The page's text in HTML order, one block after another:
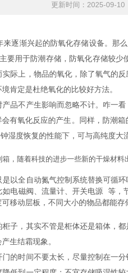
更新时间：2025-09-
逐渐兴起的防氧化存储设备。
要用于防潮存储，防氧化存储较
际上，物品的氧化，除了氧气的
肯定是杜绝氧化的比较好方法。
品不产生影响而忽略不计。咋一
有氧化反应的产生。同样，防潮
湿度恢复的性能下，可与高纯度大
，随着科技的进步一些新的干燥材
以全自动氮气控制系统替换可循
如电磁阀 流量计、 开关电源 等，
移动层板，不同大小的物品都能存
子，其实不管是柜体还是箱体，
生结霜现象。
的时间不要太长，尽量控制在一